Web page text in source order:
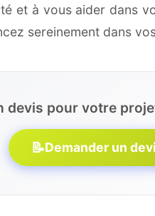
et à vous aider dans
sereinement dans
devis pour votre
📝Demander un